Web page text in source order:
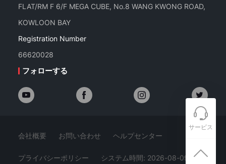
FLAT/RM F 6/F MEGA CUBE, No.8 WANG KWONG ROAD,
KOWLOON BAY
Registration Number
66620028
フォローする
会社概要 お問い合わせ ヘルプセンター
プライバシーポリシー システム時間: 2026-08-09
サービス